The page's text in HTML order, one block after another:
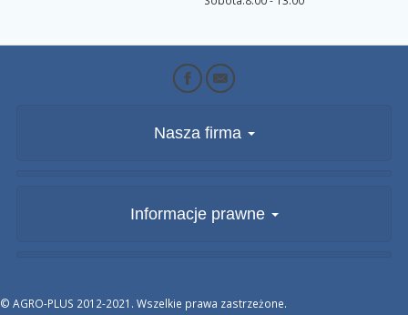
Nasza firma
Informacje prawne
© AGRO-PLUS 2012-2021. Wszelkie prawa zastrzeżone.